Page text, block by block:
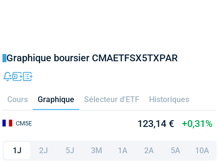
Graphique boursier CMAETFSX5TXPAR
Cours Graphique Sélecteur d'ETF Historiques
CM5E 123,14 € +0,31%
1J 2J 5J 3M 1A 2A 5A 10A